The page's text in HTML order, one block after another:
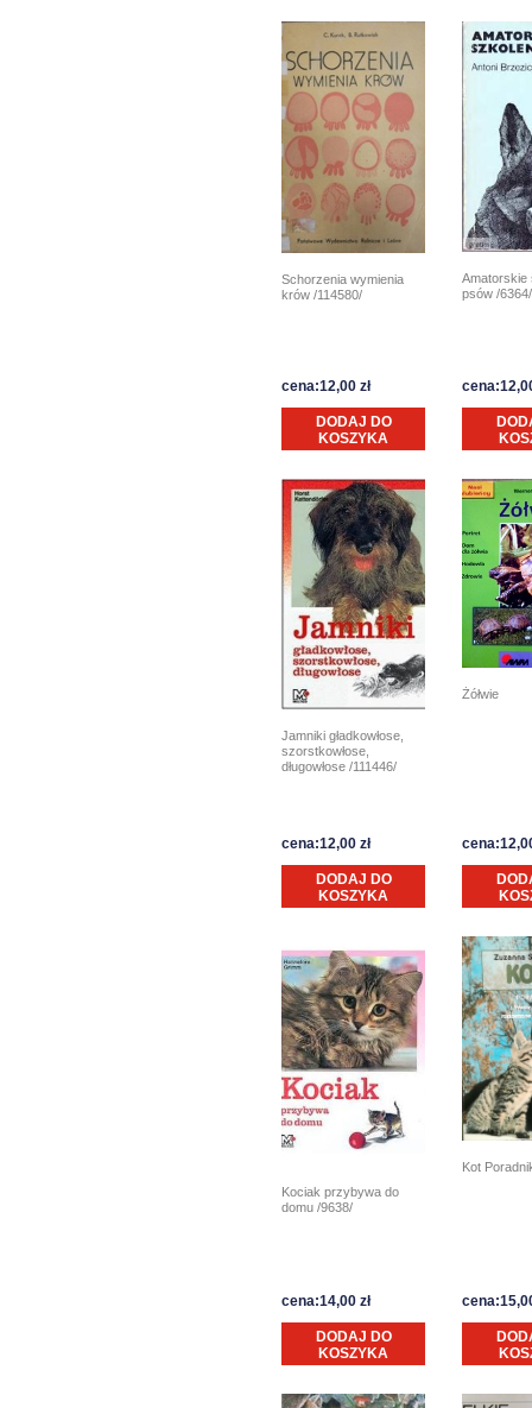
Schorzenia wymienia
krów /114580/
cena:12,00 zł
DODAJ DO
KOSZYKA
Amatorskie
psów /6364/
Jamniki gładkowłose,
szorstkowłose,
długowłose /111446/
cena:12,00 zł
DODAJ DO
KOSZYKA
Żółwie
Kociak przybywa do
domu /9638/
cena:14,00 zł
DODAJ DO
KOSZYKA
Kot